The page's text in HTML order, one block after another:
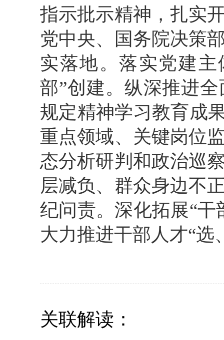
指示批示精神，扎实
党中央、国务院决策
实落地。 落实党建主
部”创建。纵深推进
规定精神学习教育成
重点领域、关键岗位
态分析研判和政治巡
层减负、 群众身边不
纪问责。深化拓展“干
大力推进干部人才“选
关联解读：